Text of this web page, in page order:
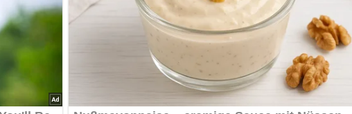
hinterlasse doch bitte einen Kommentar am Ende dieser Seite & auch
schneiden.